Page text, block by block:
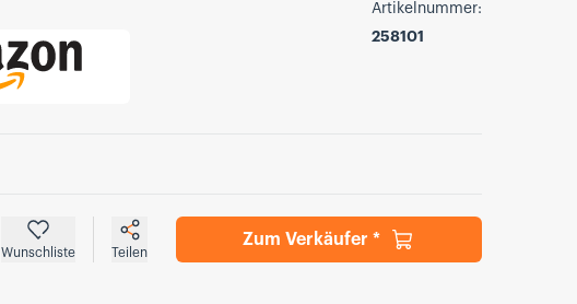
Artikelnummer:
258101
Zum Verkäufer *
Wunschliste Teilen